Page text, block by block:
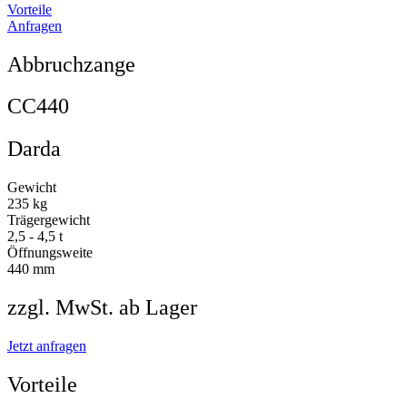
Vorteile
Anfragen
Abbruchzange
CC440
Darda
Gewicht
235 kg
Trägergewicht
2,5 - 4,5 t
Öffnungsweite
440 mm
zzgl. MwSt. ab Lager
Jetzt anfragen
Vorteile